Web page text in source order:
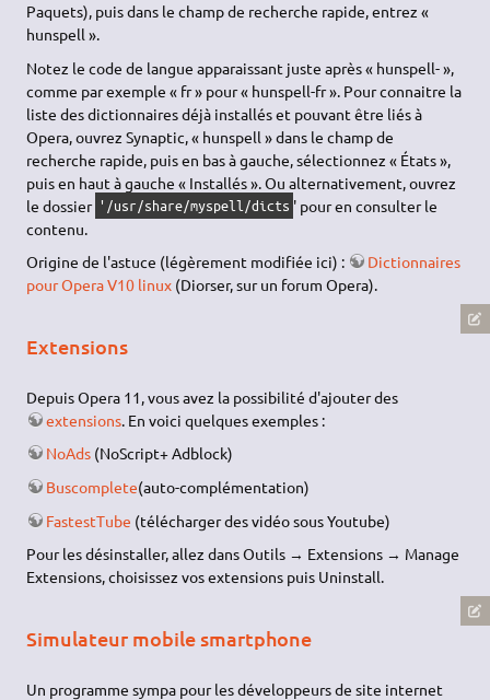
Paquets), puis dans le champ de recherche rapide, entrez «
hunspell ».
Notez le code de langue apparaissant juste après « hunspell- »,
comme par exemple « fr » pour « hunspell-fr ». Pour connaitre la
liste des dictionnaires déjà installés et pouvant être liés à
Opera, ouvrez Synaptic, « hunspell » dans le champ de
recherche rapide, puis en bas à gauche, sélectionnez « États »,
puis en haut à gauche « Installés ». Ou alternativement, ouvrez
le dossier '/usr/share/myspell/dicts ' pour en consulter le
contenu.
Origine de l'astuce (légèrement modifiée ici) :
Dictionnaires
pour Opera V10 linux (Diorser, sur un forum Opera).
Extensions
Depuis Opera 11, vous avez la possibilité d'ajouter des
extensions. En voici quelques exemples :
NoAds (NoScript+ Adblock)
Buscomplete(auto-complémentation)
FastestTube (télécharger des vidéo sous Youtube)
Pour les désinstaller, allez dans Outils → Extensions → Manage
Extensions, choisissez vos extensions puis Uninstall.
Simulateur mobile smartphone
Un programme sympa pour les développeurs de site internet